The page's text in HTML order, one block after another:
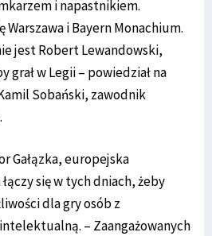
i napastnikiem.
i Bayern Monachium.
jest Robert Lewandowski,
grał w Legii – powiedział na
Sobański, zawodnik
Gałązka, europejska
się w tych dniach, żeby
dla gry osób z
– Zaangażowanych